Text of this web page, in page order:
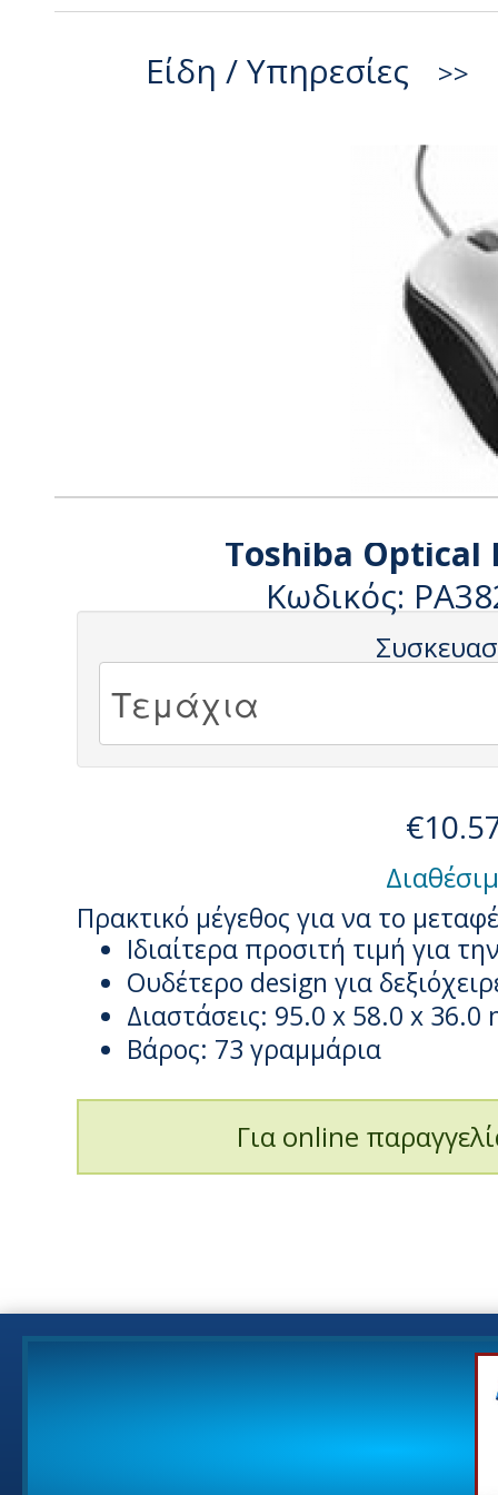
Είδη / Υπηρεσίες >>
Toshiba Optical
Κωδικός:
Πρακτικό μέγεθος για να το
Ιδιαίτερα προσιτή τιμή για
Ουδέτερο design για
Διαστάσεις: 95.0 x 58.0 x 36.0
Βάρος: 73 γραμμάρια
Για online